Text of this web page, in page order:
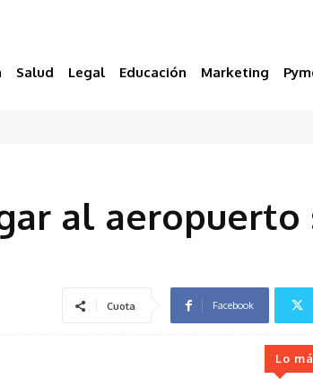
Salud Legal Educación Marketing
al aeropuerto
Cuota Facebook
Lo